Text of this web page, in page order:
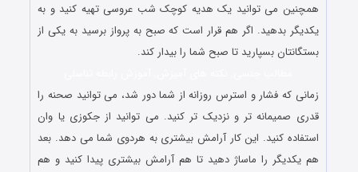
همچنین می توانید یک هدیه کوچک شب عروسی تهیه کنید و به
یکدیگر بدهید. اگر هم قرار است که صبح به پرواز برسید به یکی از
بستگانتان بسپارید تا صبح شما را بیدار کند.
زمانی که فشار و استرس روزانه از شما دور شد، می توانید صحنه را
قدری صمیمانه تر و نزدیک تر کنید. می توانید از جکوزی یا وان
استفاده کنید. این کار آرامش بیشتری به هردوی شما می دهد. بعد
هم یکدیگر را ماساژ دهید تا هم آرامش بیشتری پیدا کنید و هم